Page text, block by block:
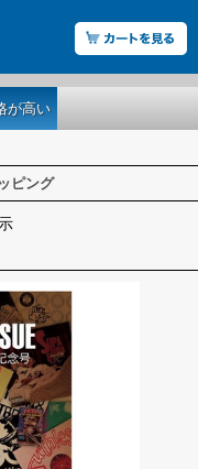
が高い
ピング